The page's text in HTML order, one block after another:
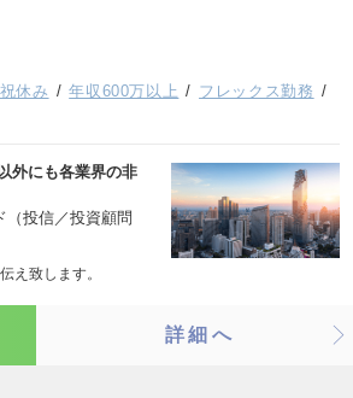
休み 年収600万以上
フレックス勤務
外にも各業界の非
（投信／投資顧問
え致します。
詳細へ